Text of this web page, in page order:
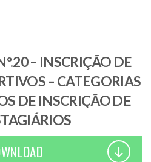
– INSCRIÇÃO DE
– CATEGORIAS
DE INSCRIÇÃO DE